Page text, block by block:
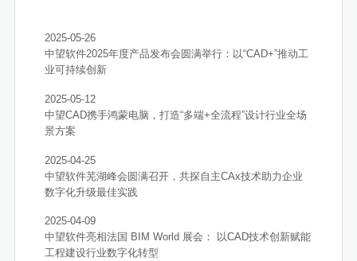
2025-05-26
中望软件2025年度产品发布会圆满举行：以“CAD+”推动工
业可持续创新
2025-05-12
中望CAD携手鸿蒙电脑，打造“多端+全流程”设计行业全场
景方案
2025-04-25
中望软件芜湖峰会圆满召开，共探自主CAx技术助力企业
数字化升级最佳实践
2025-04-09
中望软件亮相法国 BIM World 展会： 以CAD技术创新赋能
工程建设行业数字化转型